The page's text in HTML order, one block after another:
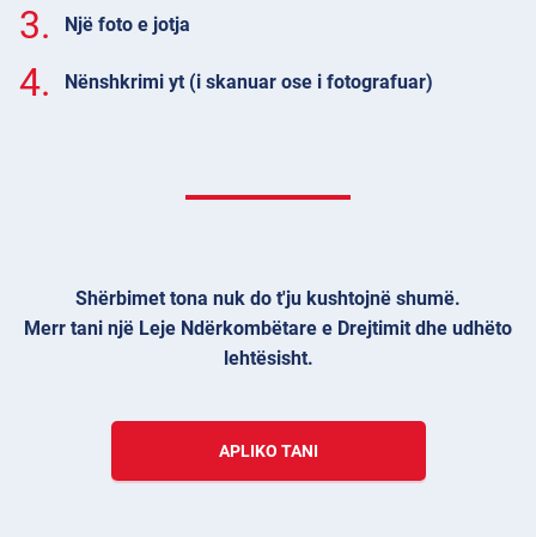
3. Një foto e jotja
4. Nënshkrimi yt (i skanuar ose i fotografuar)
Shërbimet tona nuk do t'ju kushtojnë shumë.
Merr tani një Leje Ndërkombëtare e Drejtimit dhe udhëto
lehtësisht.
APLIKO TANI